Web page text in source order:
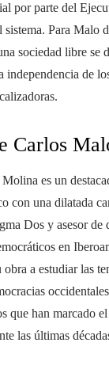
por parte del
sistema. Para Malo
sociedad libre se
independencia de
Carlos
es un
con una dilatada
Dos y asesor de
en
obra a estudiar las
que han marcado
las últimas